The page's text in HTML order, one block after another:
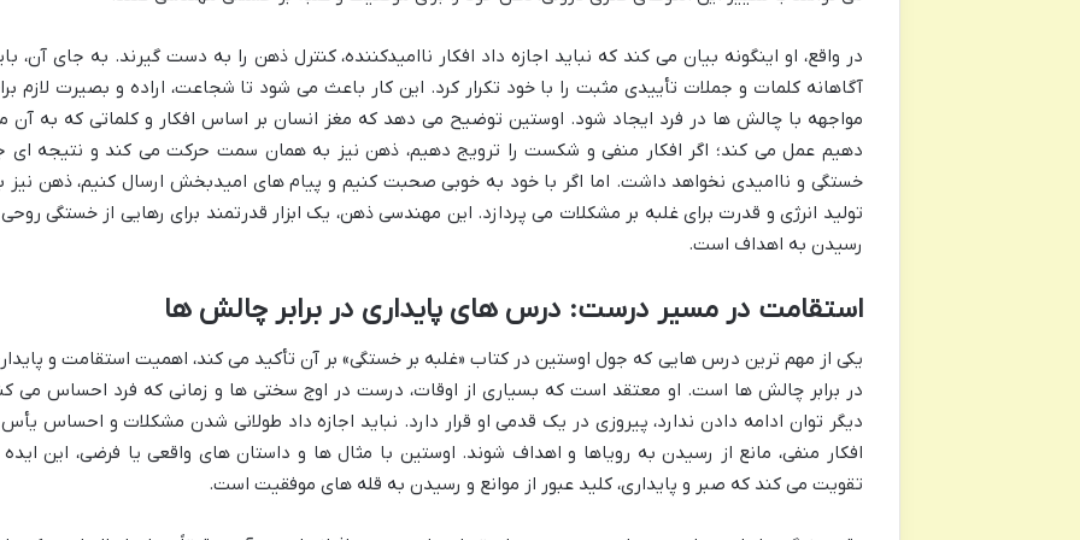
در واقع، او اینگونه بیان می کند که نباید اجازه داد افکار ناامیدکننده، کنترل ذهن را به دست گیرند. به جای آن،
آگاهانه کلمات و جملات تأییدی مثبت را با خود تکرار کرد. این کار باعث می شود تا شجاعت، اراده و بصیرت لازم
مواجهه با چالش ها در فرد ایجاد شود. اوستین توضیح می دهد که مغز انسان بر اساس افکار و کلماتی که به آن
دهیم عمل می کند؛ اگر افکار منفی و شکست را ترویج دهیم، ذهن نیز به همان سمت حرکت می کند و نتیجه ای
خستگی و ناامیدی نخواهد داشت. اما اگر با خود به خوبی صحبت کنیم و پیام های امیدبخش ارسال کنیم، ذهن نیز
تولید انرژی و قدرت برای غلبه بر مشکلات می پردازد. این مهندسی ذهن، یک ابزار قدرتمند برای رهایی از خستگی
رسیدن به اهداف است.
استقامت در مسیر درست: درس های پایداری در برابر چالش ها
یکی از مهم ترین درس هایی که جول اوستین در کتاب «غلبه بر خستگی» بر آن تأکید می کند، اهمیت استقامت و
در برابر چالش ها است. او معتقد است که بسیاری از اوقات، درست در اوج سختی ها و زمانی که فرد احساس می
دیگر توان ادامه دادن ندارد، پیروزی در یک قدمی او قرار دارد. نباید اجازه داد طولانی شدن مشکلات و احساس
افکار منفی، مانع از رسیدن به رویاها و اهداف شوند. اوستین با مثال ها و داستان های واقعی یا فرضی، این ایده
تقویت می کند که صبر و پایداری، کلید عبور از موانع و رسیدن به قله های موفقیت است.